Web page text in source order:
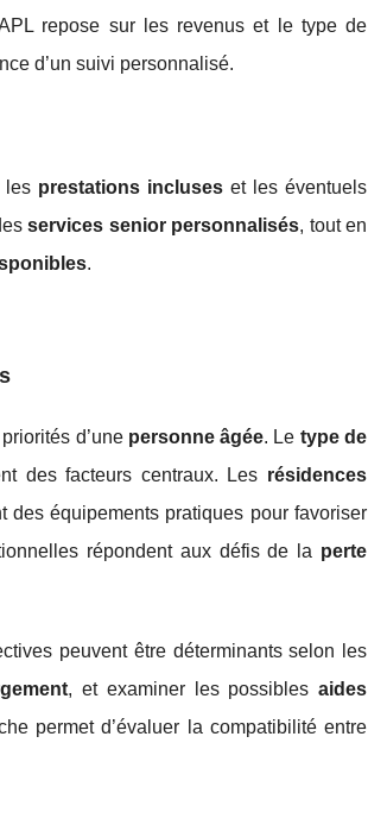
repose sur les revenus et le type de
d’un suivi personnalisé.
les prestations incluses et les éventuels
services senior personnalisés, tout en
.
d’une personne âgée. Le type de
des facteurs centraux. Les résidences
des équipements pratiques pour favoriser
répondent aux défis de la perte
peuvent être déterminants selon les
, et examiner les possibles aides
permet d’évaluer la compatibilité entre